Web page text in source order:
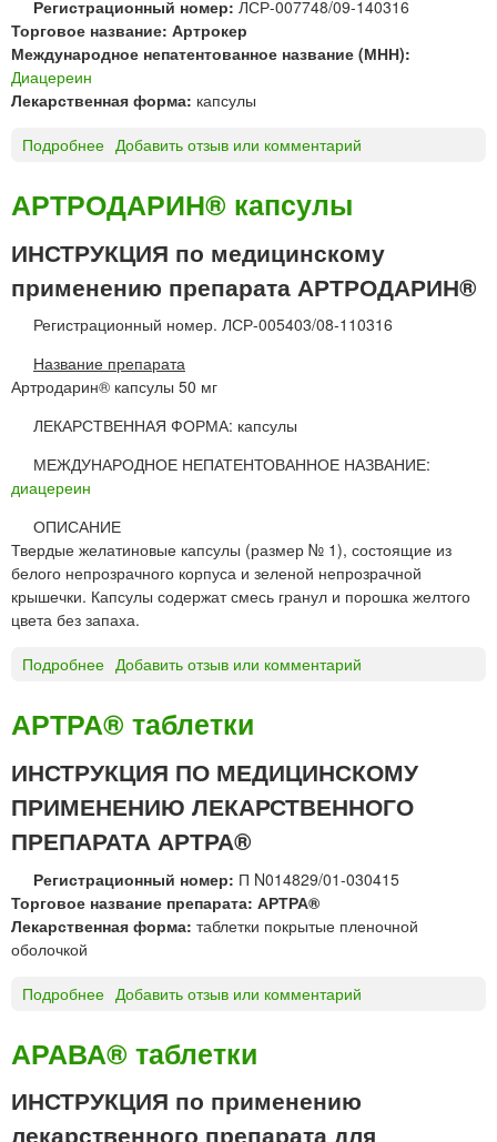
Регистрационный номер: ЛСР-007748/09-140316
Торговое название: Артрокер
Международное непатентованное название (МНН):
Диацереин
Лекарственная форма: капсулы
Подробнее
р
т
о
к
р
а
с
л
«
с
Добавить отзыв или комментарий
АРТРОДАРИН® капсулы
ИНСТРУКЦИЯ по медицинскому
применению препарата АРТРОДАРИН®
Регистрационный номер. ЛСР-005403/08-110316
Название препарата
Артродарин® капсулы 50 мг
ЛЕКАРСТВЕННАЯ ФОРМА: капсулы
МЕЖДУНАРОДНОЕ НЕПАТЕНТОВАННОЕ НАЗВАНИЕ:
диацереин
ОПИСАНИЕ
Твердые желатиновые капсулы (размер № 1), состоящие из
белого непрозрачного корпуса и зеленой непрозрачной
крышечки. Капсулы содержат смесь гранул и порошка желтого
цвета без запаха.
Подробнее
Р
Т
О
Д
Р
И
Н
®
л
Добавить отзыв или комментарий
АРТРА® таблетки
ИНСТРУКЦИЯ ПО МЕДИЦИНСКОМУ
ПРИМЕНЕНИЮ ЛЕКАРСТВЕННОГО
ПРЕПАРАТА АРТРА®
Регистрационный номер: П N014829/01-030415
Торговое название препарата: АРТРА®
Лекарственная форма: таблетки покрытые пленочной
оболочкой
Подробнее
Т
А
®
Добавить отзыв или комментарий
АРАВА® таблетки
ИНСТРУКЦИЯ по применению
лекарственного препарата для